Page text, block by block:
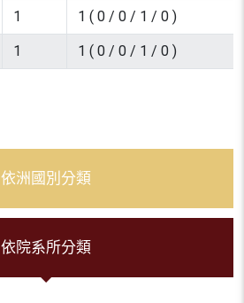
1 1 ( 0 / 0 / 1 / 0 )
1 1 ( 0 / 0 / 1 / 0 )
依洲國別分類
依院系所分類